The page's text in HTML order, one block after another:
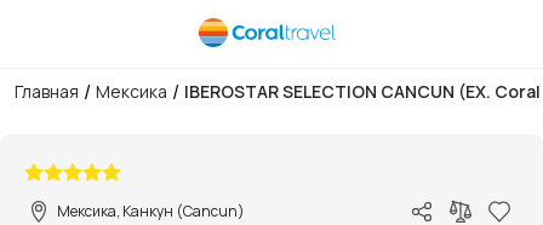
Главная / Мексика / IBEROSTAR SELECTION CANCUN (EX.
1/97
Мексика, Канкун (Cancun)